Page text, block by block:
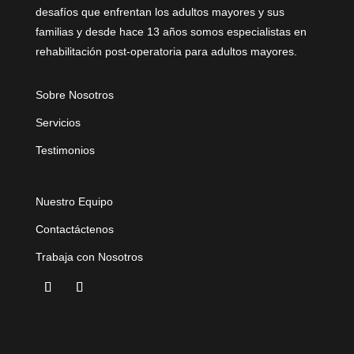
desafíos que enfrentan los adultos mayores y sus
familias y desde hace 13 años somos especialistas en
rehabilitación post-operatoria para adultos mayores.
Sobre Nosotros
Servicios
Testimonios
Nuestro Equipo
Contactáctenos
Trabaja con Nosotros